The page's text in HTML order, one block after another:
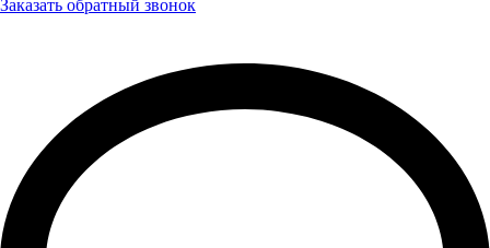
Заказать обратный звонок